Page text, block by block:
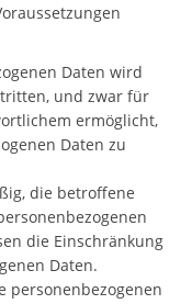
Daten wird
und zwar für
ermöglicht,
Daten zu
die betroffene
die Einschränkung
Daten.
personenbezogenen